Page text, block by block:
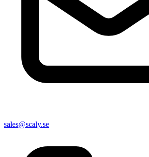
sales@scaly.se